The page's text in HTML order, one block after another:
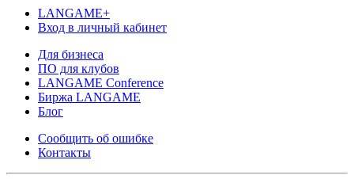
LANGAME+
Вход в личный кабинет
Для бизнеса
ПО для клубов
LANGAME Conference
Биржа LANGAME
Блог
Сообщить об ошибке
Контакты